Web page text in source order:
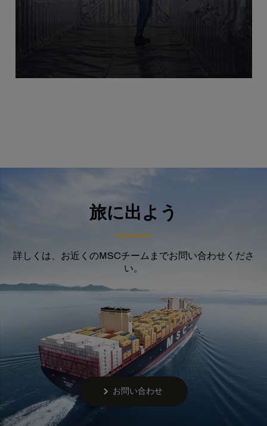
旅に出よう
詳しくは、お近くのMSCチームまでお問い合わせくださ
い。
お問い合わせ